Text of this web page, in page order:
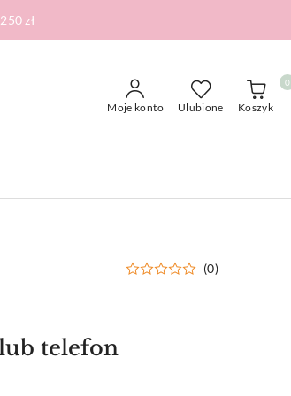
zł
Moje konto Ulubione Koszyk
0
(0)
telefon